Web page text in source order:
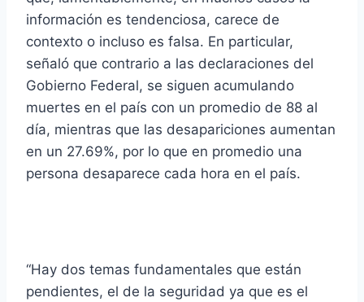
información es tendenciosa, carece de
contexto o incluso es falsa. En particular,
señaló que contrario a las declaraciones del
Gobierno Federal, se siguen acumulando
muertes en el país con un promedio de 88 al
día, mientras que las desapariciones aumentan
en un 27.69%, por lo que en promedio una
persona desaparece cada hora en el país.
“Hay dos temas fundamentales que están
pendientes, el de la seguridad ya que es el